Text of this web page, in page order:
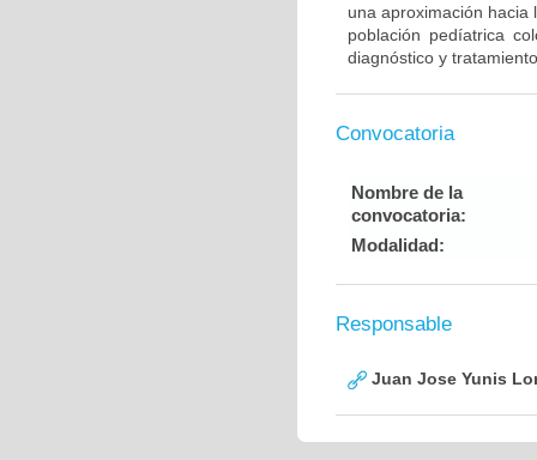
una aproximación hacia
población pedíatrica
diagnóstico y
Convocatoria
Nombre de la
convocatoria:
Modalidad:
Responsable
Juan Jose Yunis